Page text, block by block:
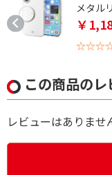
メタル
￥
この商品のレ
レビューはありませ